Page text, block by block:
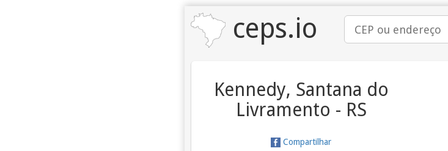
ceps.io
Kennedy, Santana do
Livramento - RS
Compartilhar